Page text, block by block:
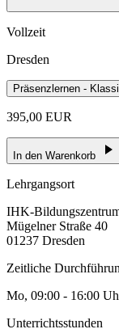
Vollzeit
Dresden
Präsenzlernen -
395,00 EUR
In den Warenkorb
Lehrgangsort
IHK-
Mügelner Straße 40
01237 Dresden
Zeitliche
Mo, 09:00 - 16:00
Unterrichtsstunden